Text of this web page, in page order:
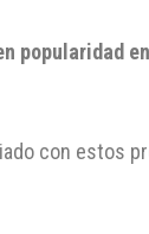
con estos